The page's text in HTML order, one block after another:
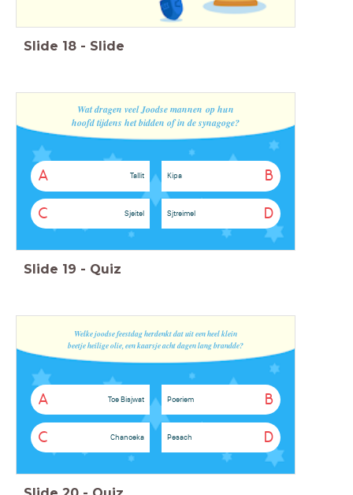
Slide 18 - Slide
Wat dragen veel Joodse mannenop hun
hoofd tijdens het bidden of in de synagoge?
A Tallit B
Kipa
C Sjeitel D
Sjtreimel
Slide 19 - Quiz
Welke joodse feestdag herdenkt dat uit een heel klein
beetje heilige olie, een kaarsje acht dagen lang brandde?
A Toe Bisjwat B
Poeriem
C Chanoeka D
Pesach